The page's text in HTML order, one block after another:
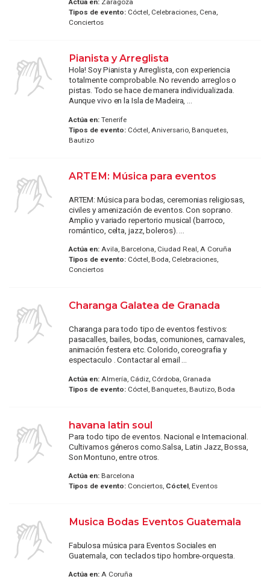
Actúa en:Zaragoza
Tipos de evento:Cóctel, Celebraciones, Cena,
Conciertos
Pianista y Arreglista
Hola! Soy Pianista y Arreglista, con experiencia
totalmente comprobable. No revendo arreglos o
pistas. Todo se hace de manera individualizada.
Aunque vivo en la Isla de Madeira, ...
Actúa en:Tenerife
Tipos de evento:Cóctel, Aniversario, Banquetes,
Bautizo
ARTEM: Música para eventos
ARTEM: Música para bodas, ceremonias religiosas,
civiles y amenización de eventos. Con soprano.
Amplio y variado repertorio musical (barroco,
romántico, celta, jazz, boleros). ...
Actúa en:Avila, Barcelona, Ciudad Real, A Coruña
Tipos de evento:Cóctel, Boda, Celebraciones,
Conciertos
Charanga Galatea de Granada
Charanga para todo tipo de eventos festivos:
pasacalles, bailes, bodas, comuniones, carnavales,
animación festera etc. Colorido, coreografia y
espectaculo . Contactar al email ...
Actúa en:Almería, Cádiz, Córdoba, Granada
Tipos de evento:Cóctel, Banquetes, Bautizo, Boda
havana latin soul
Para todo tipo de eventos. Nacional e Internacional.
Cultivamos géneros como.Salsa, Latin Jazz, Bossa,
Son Montuno, entre otros.
Actúa en:Barcelona
Tipos de evento:Conciertos, Cóctel, Eventos
Musica Bodas Eventos Guatemala
Fabulosa música para Eventos Sociales en
Guatemala, con teclados tipo hombre-orquesta.
Actúa en:A Coruña